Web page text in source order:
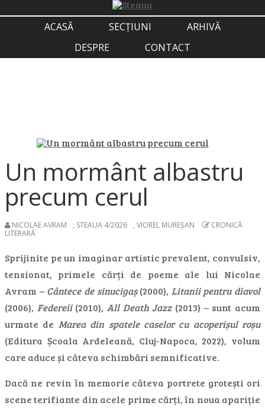
ACASĂ SECȚIUNI
ARHIVĂ
DESPRE
CONTACT
Un mormânt albastru
precum cerul
NICOLAE AVRAM , STEAUA 4/2026 , VIOREL MUREŞAN
CRONICĂ
LITERARĂ
Sprijinite pe un imaginar artistic prevalent, convulsiv,
tensionat, primele cărți de poeme ale lui Nicolae
Avram – Cântece de sinucigaș(2000), Litanii pentru diavol
(2006), Federeii(2010),All Death Jazz(2013) – sunt acum
urmate de Marea din spatele caselor cu acoperișul roșu
(Editura Școala Ardeleană, Cluj-Napoca, 2022), volum
care aduce și câteva schimbări semnificative.
Dacă ne revin în memorie câteva portrete grotești ori
scene terifiante din acele prime cărți, în noua apariție